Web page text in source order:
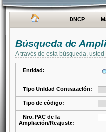
DNCP
Búsqueda de
A través de esta búsqueda,
Entidad:
Tipo Unidad Contratación:
Tipo de código:
Nro. PAC de la
Ampliación/Reajuste: